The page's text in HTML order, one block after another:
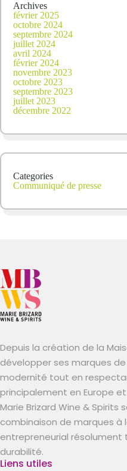
Archives
février 2025
octobre 2024
septembre 2024
juillet 2024
avril 2024
février 2024
novembre 2023
octobre 2023
septembre 2023
juillet 2023
décembre 2022
Categories
Communiqué de presse
Depuis la création de la
développer ses marques
modernité tout en
principalement en Europe
Marie Brizard Wine &
combinaison de marques à
entrepreneurial résolument
durabilité.
Liens utiles